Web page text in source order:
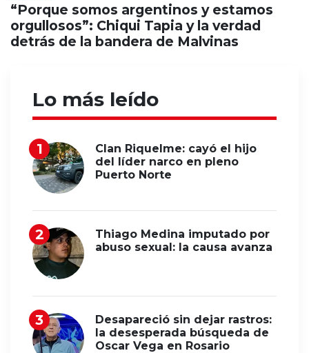
“Porque somos argentinos y estamos
orgullosos”: Chiqui Tapia y la verdad
detrás de la bandera de Malvinas
Lo más leído
Clan Riquelme: cayó el hijo
del líder narco en pleno
Puerto Norte
Thiago Medina imputado por
abuso sexual: la causa avanza
Desapareció sin dejar rastros:
la desesperada búsqueda de
Oscar Vega en Rosario